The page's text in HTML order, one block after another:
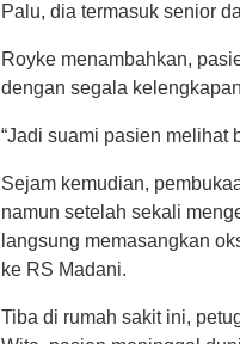
Palu, dia termasuk senior
Royke menambahkan,
dengan segala
“Jadi suami pasien melihat
Sejam kemudian,
namun setelah sekali
langsung memasangkan
ke RS Madani.
Tiba di rumah sakit ini,